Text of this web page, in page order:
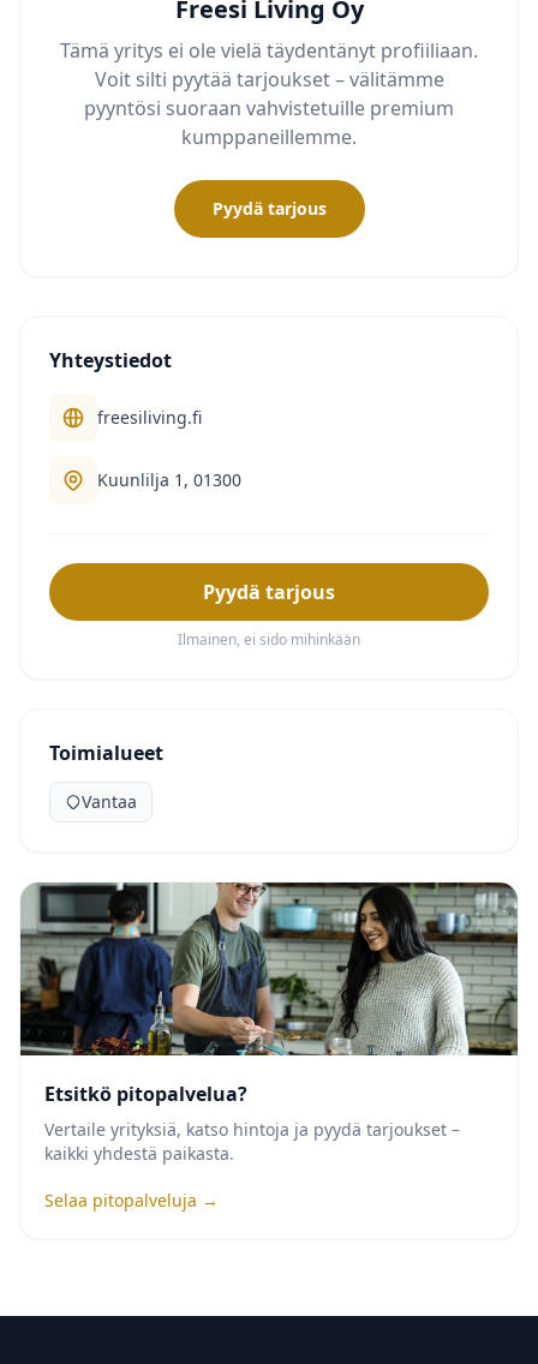
Freesi Living Oy
Tämä yritys ei ole vielä täydentänyt profiiliaan.
Voit silti pyytää tarjoukset – välitämme
pyyntösi suoraan vahvistetuille premium
kumppaneillemme.
Pyydä tarjous
Yhteystiedot
freesiliving.fi
Kuunlilja 1, 01300
Pyydä tarjous
Ilmainen, ei sido mihinkään
Toimialueet
Vantaa
Etsitkö pitopalvelua?
Vertaile yrityksiä, katso hintoja ja pyydä tarjoukset –
kaikki yhdestä paikasta.
Selaa pitopalveluja →